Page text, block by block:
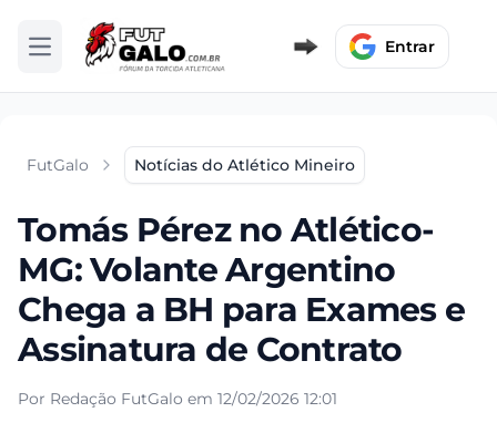
Abrir menu Entrar
FutGalo Notícias do Atlético Mineiro
Tomás Pérez no Atlético-
MG: Volante Argentino
Chega a BH para Exames e
Assinatura de Contrato
Por Redação FutGalo em 12/02/2026 12:01